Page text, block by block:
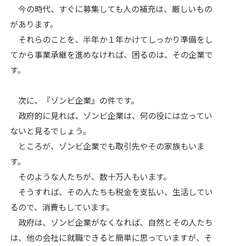
今の時代、すぐに募集しても人の補充は、厳しいもの
があります。
それらのことを、半年か１年かけてしっかり準備をし
てから事業承継を進めなければ、困るのは、その企業で
す。
次に、『ゾンビ企業』の件です。
政府的に見れば、ゾンビ企業は、何の役には立ってい
ないと見るでしょう。
ところが、ゾンビ企業でも取引先やその家族もいま
す。
そのような人たちが、数十万人もいます。
そうすれば、その人たちも税金を支払い、生活してい
るので、消費もしています。
政府は、ゾンビ企業がなくなれば、自然とその人たち
は、他の会社に就職できると簡単に思っていますが、そ